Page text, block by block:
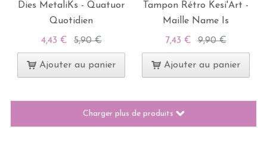
Dies MetaliKs - Quatuor
Quotidien
4,43 € 5,90 €
Ajouter au panier
Tampon Rétro Kesi'Art -
Maille Name Is
7,43 € 9,90 €
Ajouter au panier
Charger plus de produits